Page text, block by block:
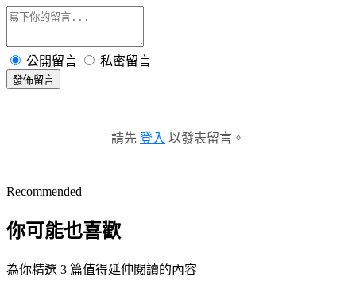
公開留言 私密留言
發佈留言
請先 登入 以發表留言。
Recommended
你可能也喜歡
為你精選 3 篇值得延伸閱讀的內容